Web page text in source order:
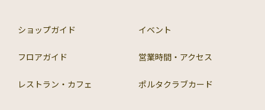
ショップガイド イベント
フロアガイド 営業時間・アクセス
レストラン・カフェ ポルタクラブカード